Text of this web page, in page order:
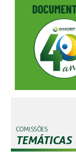
COMISSÕES
TEMÁTICAS